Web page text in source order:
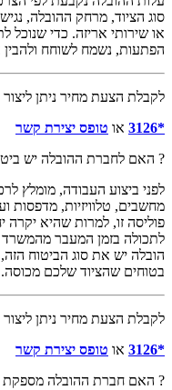
סוג הציוד, מרחק ההובלה,
או שירותי אריזה. כדי
הפתעות, נשמח לשוחח
לקבלת הצעת מחיר ניתן
*3126
או טופס יצירת קשר
? האם לחברת ההובלה יש
לפני ביצוע העבודה, מומלץ
מחשבים, טלוויזיות,
פוליסה זו, למרות שהיא
לתכולה בזמן המעבר
הובלה יש את סוג הביטוח
בטוחים שהציוד שלכם מכוסה.
לקבלת הצעת מחיר ניתן
*3126
או טופס יצירת קשר
? האם חברת ההובלה מספקת